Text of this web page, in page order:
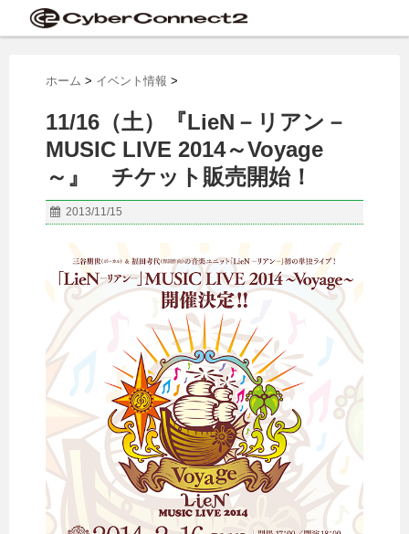
ホーム > イベント情報 >
11/16（土）『LieN－リアン－
MUSIC LIVE 2014～Voyage
～』 チケット販売開始！
2013/11/15